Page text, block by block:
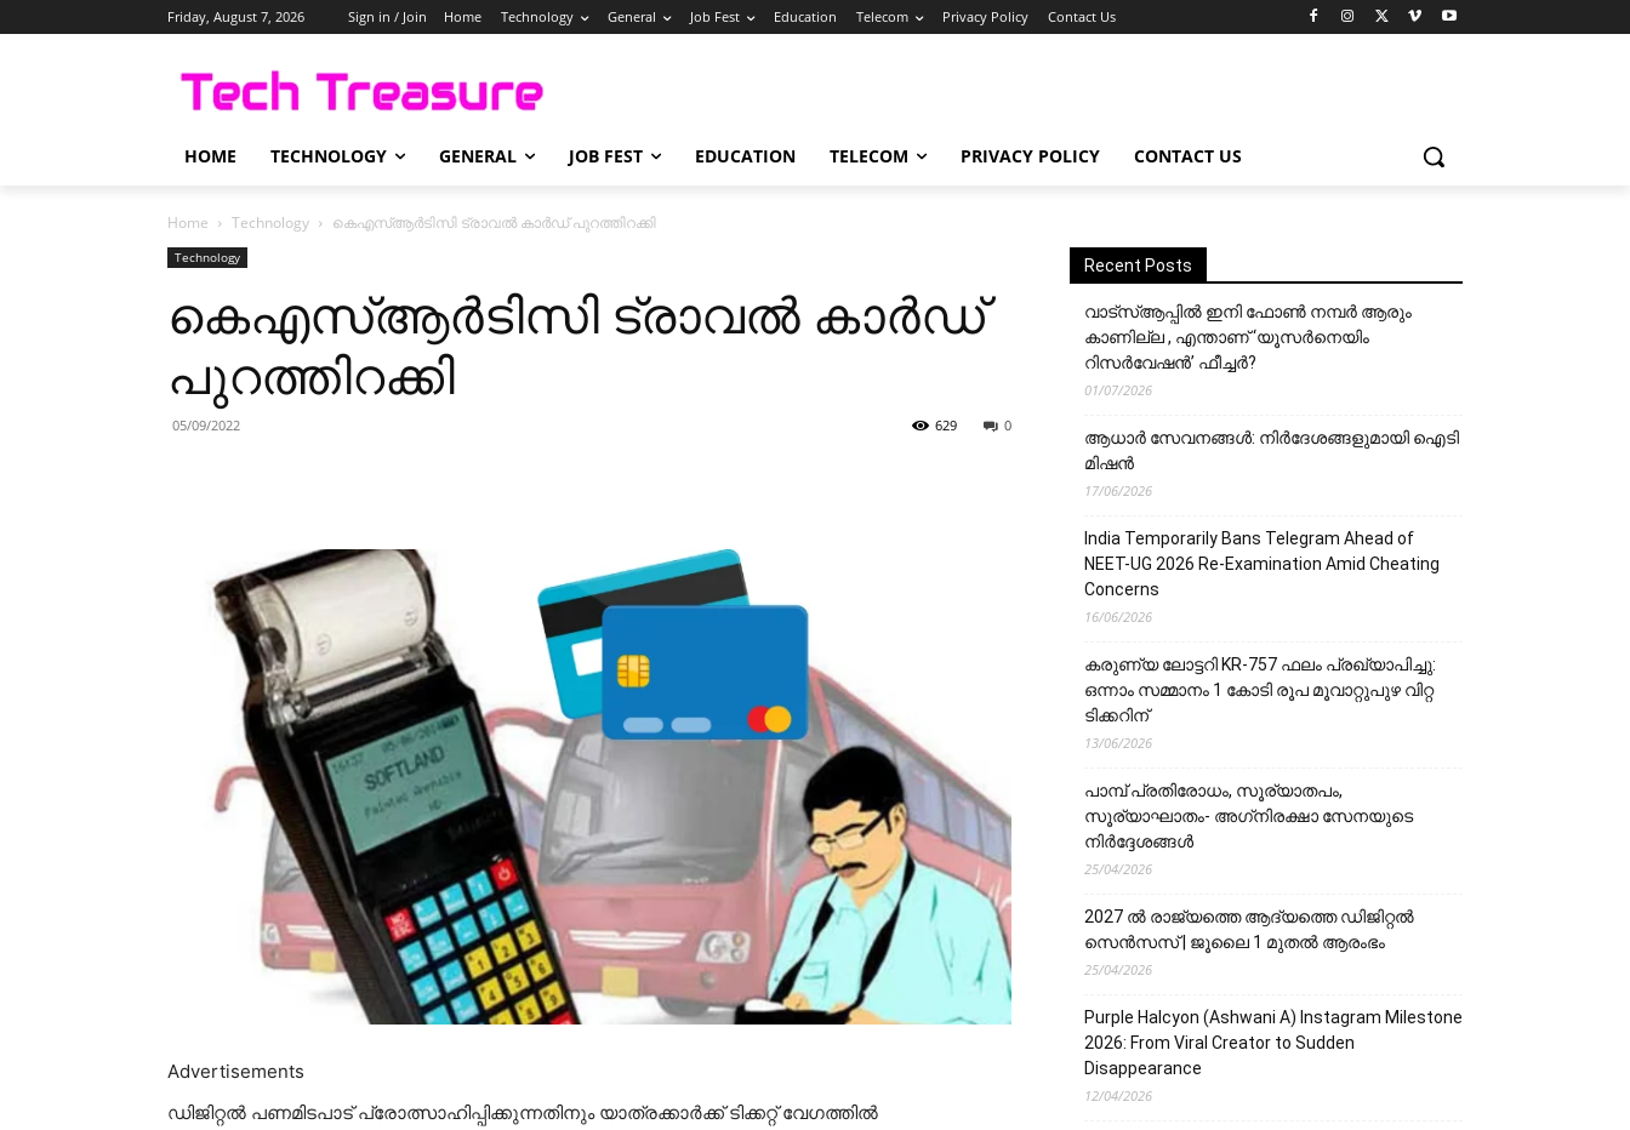
Friday, August 7, 2026 Sign in / Join Home Technology General Job Fest Education Telecom Privacy Policy Contact Us
HOME TECHNOLOGY GENERAL JOB FEST EDUCATION TELECOM PRIVACY POLICY CONTACT US
Home Technology കെഎസ്ആർടിസി ട്രാവൽ കാർഡ് പുറത്തിറക്കി
Technology
കെഎസ്ആർടിസി ട്രാവൽ കാർഡ്
പുറത്തിറക്കി
05/09/2022 0
629
Advertisements
ഡിജിറ്റൽ പണമിടപാട് പ്രോത്സാഹിപ്പിക്കുന്നതിനും യാത്രക്കാർക്ക് ടിക്കറ്റ് വേഗത്തിൽ
Recent Posts
വാട്‌സ്ആപ്പിൽ ഇനി ഫോൺ നമ്പർ ആരും
കാണില്ല , എന്താണ് ‘യൂസർനെയിം
റിസർവേഷൻ’ ഫീച്ചർ?
01/07/2026
ആധാർ സേവനങ്ങൾ: നിർദേശങ്ങളുമായി ഐടി
മിഷൻ
17/06/2026
India Temporarily Bans Telegram Ahead of
NEET-UG 2026 Re-Examination Amid Cheating
Concerns
16/06/2026
കരുണ്യ ലോട്ടറി KR-757 ഫലം പ്രഖ്യാപിച്ചു:
ഒന്നാം സമ്മാനം 1 കോടി രൂപ മൂവാറ്റുപുഴ വിറ്റ
ടിക്കറിന്
13/06/2026
പാമ്പ് പ്രതിരോധം, സൂര്യാതപം,
സൂര്യാഘാതം- അഗ്‌നിരക്ഷാ സേനയു‌‌‌ടെ
നിർദ്ദേശങ്ങൾ
25/04/2026
2027 ൽ രാജ്യത്തെ ആദ്യത്തെ ഡിജിറ്റൽ
സെൻസസ് | ജൂലൈ 1 മുതൽ ആരംഭം
25/04/2026
Purple Halcyon (Ashwani A) Instagram Milestone
2026: From Viral Creator to Sudden
Disappearance
12/04/2026